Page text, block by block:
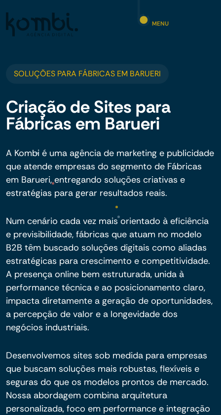
MENU
SOLUÇÕES PARA FÁBRICAS EM BARUERI
Criação de Sites para
Fábricas em Barueri
A Kombi é uma agência de marketing e publicidade
que atende empresas do segmento de Fábricas
em Barueri, entregando soluções criativas e
estratégias para gerar resultados reais.
Num cenário cada vez mais orientado à eficiência
e previsibilidade, fábricas que atuam no modelo
B2B têm buscado soluções digitais como aliadas
estratégicas para crescimento e competitividade.
A presença online bem estruturada, unida à
performance técnica e ao posicionamento claro,
impacta diretamente a geração de oportunidades,
a percepção de valor e a longevidade dos
negócios industriais.
Desenvolvemos sites sob medida para empresas
que buscam soluções mais robustas, flexíveis e
seguras do que os modelos prontos de mercado.
Nossa abordagem combina arquitetura
personalizada, foco em performance e integração